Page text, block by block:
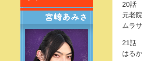
20話
元老
ムラ
21話
はる